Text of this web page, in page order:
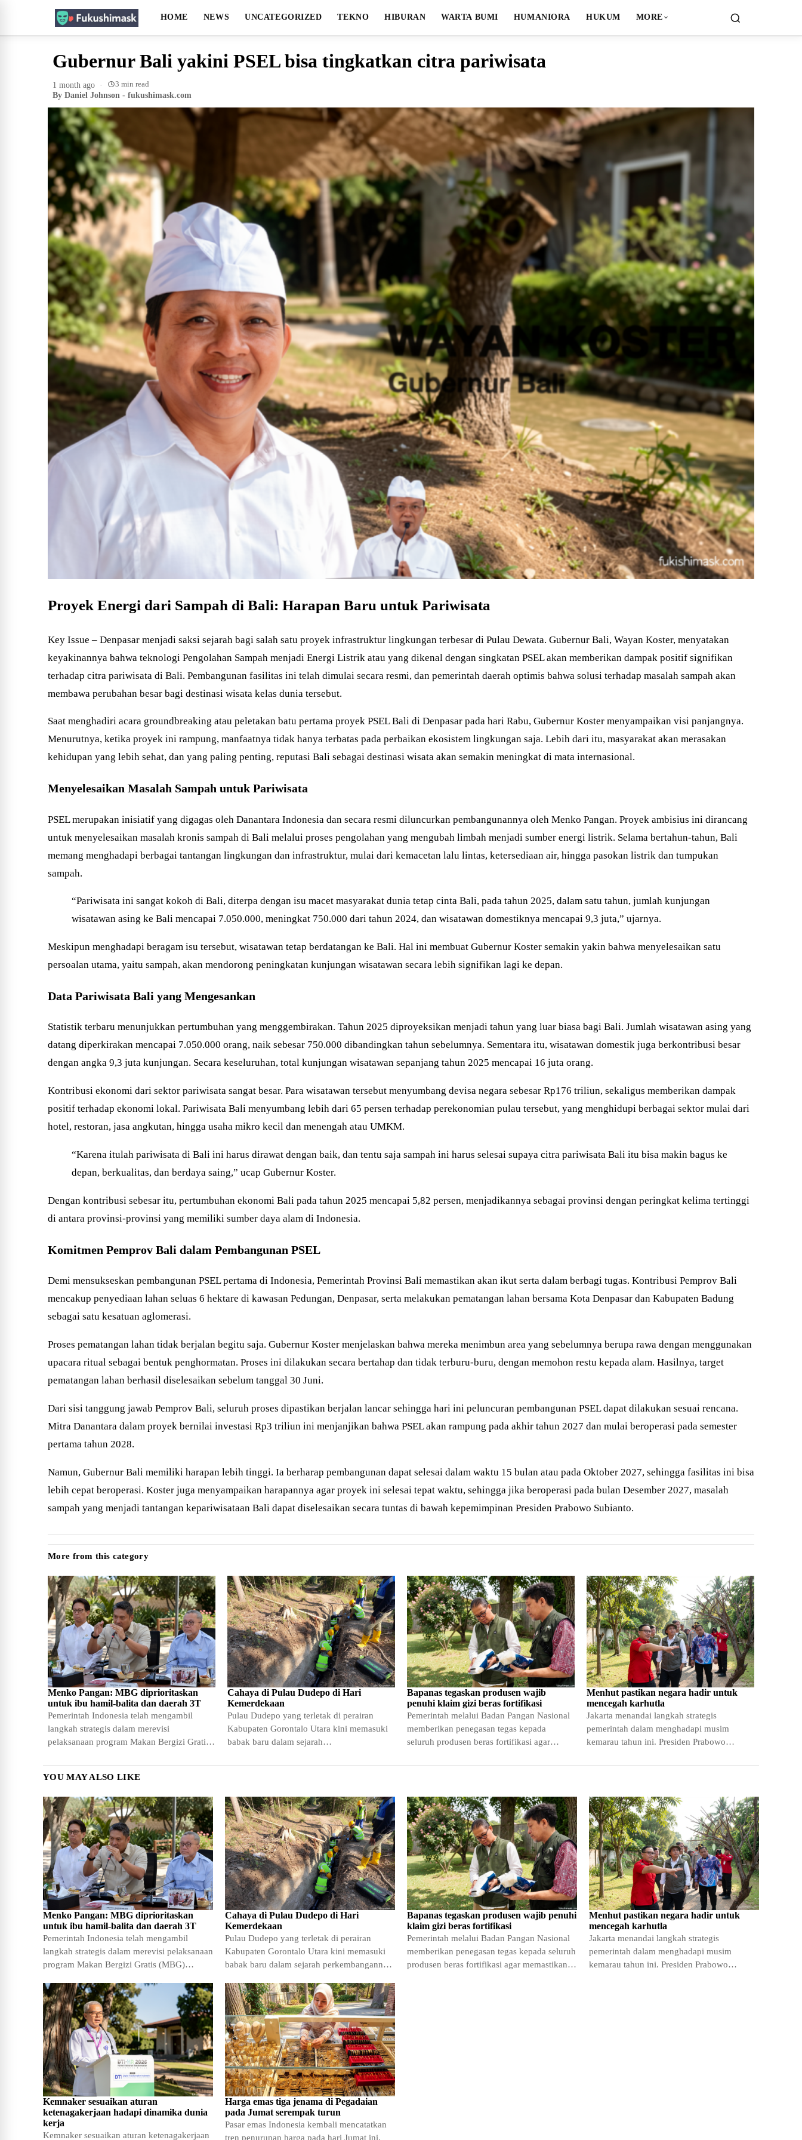
HOME NEWS UNCATEGORIZED TEKNO HIBURAN WARTA BUMI HUMANIORA HUKUM MORE
Gubernur Bali yakini PSEL bisa tingkatkan citra pariwisata
1 month ago · 3 min read
By Daniel Johnson - fukushimask.com
Proyek Energi dari Sampah di Bali: Harapan Baru untuk Pariwisata
Key Issue – Denpasar menjadi saksi sejarah bagi salah satu proyek infrastruktur lingkungan terbesar di Pulau Dewata. Gubernur Bali, Wayan Koster, menyatakan
keyakinannya bahwa teknologi Pengolahan Sampah menjadi Energi Listrik atau yang dikenal dengan singkatan PSEL akan memberikan dampak positif signifikan
terhadap citra pariwisata di Bali. Pembangunan fasilitas ini telah dimulai secara resmi, dan pemerintah daerah optimis bahwa solusi terhadap masalah sampah akan
membawa perubahan besar bagi destinasi wisata kelas dunia tersebut.
Saat menghadiri acara groundbreaking atau peletakan batu pertama proyek PSEL Bali di Denpasar pada hari Rabu, Gubernur Koster menyampaikan visi panjangnya.
Menurutnya, ketika proyek ini rampung, manfaatnya tidak hanya terbatas pada perbaikan ekosistem lingkungan saja. Lebih dari itu, masyarakat akan merasakan
kehidupan yang lebih sehat, dan yang paling penting, reputasi Bali sebagai destinasi wisata akan semakin meningkat di mata internasional.
Menyelesaikan Masalah Sampah untuk Pariwisata
PSEL merupakan inisiatif yang digagas oleh Danantara Indonesia dan secara resmi diluncurkan pembangunannya oleh Menko Pangan. Proyek ambisius ini dirancang
untuk menyelesaikan masalah kronis sampah di Bali melalui proses pengolahan yang mengubah limbah menjadi sumber energi listrik. Selama bertahun-tahun, Bali
memang menghadapi berbagai tantangan lingkungan dan infrastruktur, mulai dari kemacetan lalu lintas, ketersediaan air, hingga pasokan listrik dan tumpukan
sampah.
“Pariwisata ini sangat kokoh di Bali, diterpa dengan isu macet masyarakat dunia tetap cinta Bali, pada tahun 2025, dalam satu tahun, jumlah kunjungan
wisatawan asing ke Bali mencapai 7.050.000, meningkat 750.000 dari tahun 2024, dan wisatawan domestiknya mencapai 9,3 juta,” ujarnya.
Meskipun menghadapi beragam isu tersebut, wisatawan tetap berdatangan ke Bali. Hal ini membuat Gubernur Koster semakin yakin bahwa menyelesaikan satu
persoalan utama, yaitu sampah, akan mendorong peningkatan kunjungan wisatawan secara lebih signifikan lagi ke depan.
Data Pariwisata Bali yang Mengesankan
Statistik terbaru menunjukkan pertumbuhan yang menggembirakan. Tahun 2025 diproyeksikan menjadi tahun yang luar biasa bagi Bali. Jumlah wisatawan asing yang
datang diperkirakan mencapai 7.050.000 orang, naik sebesar 750.000 dibandingkan tahun sebelumnya. Sementara itu, wisatawan domestik juga berkontribusi besar
dengan angka 9,3 juta kunjungan. Secara keseluruhan, total kunjungan wisatawan sepanjang tahun 2025 mencapai 16 juta orang.
Kontribusi ekonomi dari sektor pariwisata sangat besar. Para wisatawan tersebut menyumbang devisa negara sebesar Rp176 triliun, sekaligus memberikan dampak
positif terhadap ekonomi lokal. Pariwisata Bali menyumbang lebih dari 65 persen terhadap perekonomian pulau tersebut, yang menghidupi berbagai sektor mulai dari
hotel, restoran, jasa angkutan, hingga usaha mikro kecil dan menengah atau UMKM.
“Karena itulah pariwisata di Bali ini harus dirawat dengan baik, dan tentu saja sampah ini harus selesai supaya citra pariwisata Bali itu bisa makin bagus ke
depan, berkualitas, dan berdaya saing,” ucap Gubernur Koster.
Dengan kontribusi sebesar itu, pertumbuhan ekonomi Bali pada tahun 2025 mencapai 5,82 persen, menjadikannya sebagai provinsi dengan peringkat kelima tertinggi
di antara provinsi-provinsi yang memiliki sumber daya alam di Indonesia.
Komitmen Pemprov Bali dalam Pembangunan PSEL
Demi mensukseskan pembangunan PSEL pertama di Indonesia, Pemerintah Provinsi Bali memastikan akan ikut serta dalam berbagi tugas. Kontribusi Pemprov Bali
mencakup penyediaan lahan seluas 6 hektare di kawasan Pedungan, Denpasar, serta melakukan pematangan lahan bersama Kota Denpasar dan Kabupaten Badung
sebagai satu kesatuan aglomerasi.
Proses pematangan lahan tidak berjalan begitu saja. Gubernur Koster menjelaskan bahwa mereka menimbun area yang sebelumnya berupa rawa dengan menggunakan
upacara ritual sebagai bentuk penghormatan. Proses ini dilakukan secara bertahap dan tidak terburu-buru, dengan memohon restu kepada alam. Hasilnya, target
pematangan lahan berhasil diselesaikan sebelum tanggal 30 Juni.
Dari sisi tanggung jawab Pemprov Bali, seluruh proses dipastikan berjalan lancar sehingga hari ini peluncuran pembangunan PSEL dapat dilakukan sesuai rencana.
Mitra Danantara dalam proyek bernilai investasi Rp3 triliun ini menjanjikan bahwa PSEL akan rampung pada akhir tahun 2027 dan mulai beroperasi pada semester
pertama tahun 2028.
Namun, Gubernur Bali memiliki harapan lebih tinggi. Ia berharap pembangunan dapat selesai dalam waktu 15 bulan atau pada Oktober 2027, sehingga fasilitas ini bisa
lebih cepat beroperasi. Koster juga menyampaikan harapannya agar proyek ini selesai tepat waktu, sehingga jika beroperasi pada bulan Desember 2027, masalah
sampah yang menjadi tantangan kepariwisataan Bali dapat diselesaikan secara tuntas di bawah kepemimpinan Presiden Prabowo Subianto.
More from this category
Menko Pangan: MBG diprioritaskan
untuk ibu hamil-balita dan daerah 3T
Pemerintah Indonesia telah mengambil
langkah strategis dalam merevisi
pelaksanaan program Makan Bergizi Gratis
lebih
Cahaya di Pulau Dudepo di Hari
Kemerdekaan
Pulau Dudepo yang terletak di perairan
Kabupaten Gorontalo Utara kini memasuki
babak baru dalam sejarah
akan merasakan
Bapanas tegaskan produsen wajib
penuhi klaim gizi beras fortifikasi
Pemerintah melalui Badan Pangan Nasional
memberikan penegasan tegas kepada
seluruh produsen beras fortifikasi agar
Menhut pastikan negara hadir untuk
mencegah karhutla
Jakarta menandai langkah strategis
pemerintah dalam menghadapi musim
kemarau tahun ini. Presiden Prabowo
kepada seluruh
YOU MAY ALSO LIKE
Menko Pangan: MBG diprioritaskan
untuk ibu hamil-balita dan daerah 3T
Pemerintah Indonesia telah mengambil
langkah strategis dalam merevisi pelaksanaan
program Makan Bergizi Gratis (MBG)
Cahaya di Pulau Dudepo di Hari
Kemerdekaan
Pulau Dudepo yang terletak di perairan
Kabupaten Gorontalo Utara kini memasuki
babak baru dalam sejarah perkembangannya.
Bapanas tegaskan produsen wajib penuhi
klaim gizi beras fortifikasi
Pemerintah melalui Badan Pangan Nasional
memberikan penegasan tegas kepada seluruh
produsen beras fortifikasi agar memastikan
Menhut pastikan negara hadir untuk
mencegah karhutla
Jakarta menandai langkah strategis
pemerintah dalam menghadapi musim
kemarau tahun ini. Presiden Prabowo
Kemnaker sesuaikan aturan
ketenagakerjaan hadapi dinamika dunia
kerja
Kemnaker sesuaikan aturan ketenagakerjaan
Harga emas tiga jenama di Pegadaian
pada Jumat serempak turun
Pasar emas Indonesia kembali mencatatkan
tren penurunan harga pada hari Jumat ini.